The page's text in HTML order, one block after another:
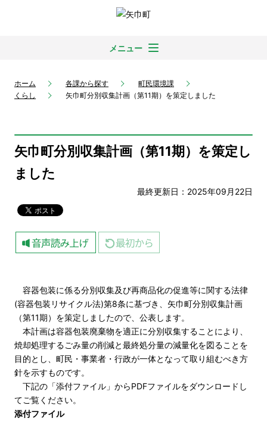
メニュー
ホーム 各課から探す
町民環境課
くらし
矢巾町分別収集計画（第11期）を策定しました
矢巾町分別収集計画（第11期）を策定し
ました
最終更新日：2025年09月22日
容器包装に係る分別収集及び再商品化の促進等に関する法律
(容器包装リサイクル法)第8条に基づき、矢巾町分別収集計画
（第11期）を策定しましたので、公表します。
本計画は容器包装廃棄物を適正に分別収集することにより、
焼却処理するごみ量の削減と最終処分量の減量化を図ることを
目的とし、町民・事業者・行政が一体となって取り組むべき方
針を示すものです。
下記の「添付ファイル」からPDFファイルをダウンロードし
てご覧ください。
添付ファイル